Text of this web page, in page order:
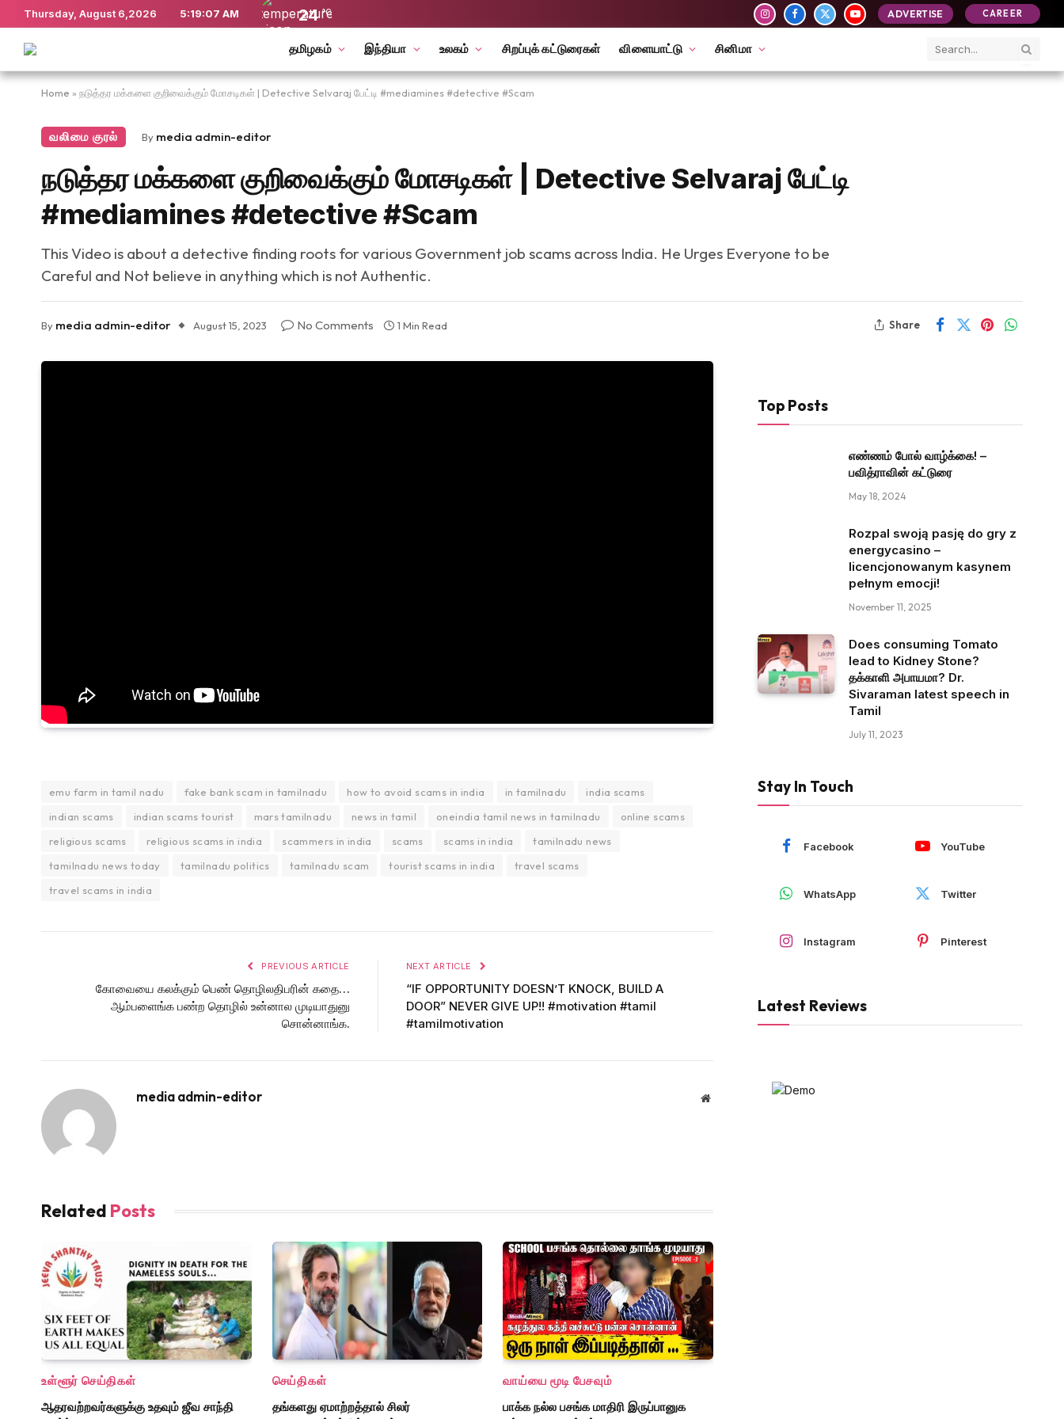
Thursday, August 6,2026 5:19:08 AM 24 °C
InstagramFacebook
X
YouTube
ADVERTISE CAREER
தமிழகம் இந்தியா உலகம் சிறப்புக் கட்டுரைகள் விளையாட்டு சினிமா
Home » நடுத்தர மக்களை குறிவைக்கும் மோசடிகள் | Detective Selvaraj பேட்டி #mediamines #detective #Scam
வலிமை குரல் By media admin-editor
நடுத்தர மக்களை குறிவைக்கும் மோசடிகள் | Detective Selvaraj பேட்டி
#mediamines #detective #Scam
This Video is about a detective finding roots for various Government job scams across India. He Urges Everyone to be
Careful and Not believe in anything which is not Authentic.
By media admin-editor August 15, 2023 No Comments 1 Min Read Share
emu farm in tamil nadu fake bank scam in tamilnadu how to avoid scams in india in tamilnadu
india scams
indian scams
indian scams tourist mars tamilnadu news in tamil oneindia tamil news in tamilnadu
online scams
religious scams
religious scams in india scammers in india scams scams in india
tamilnadu news
tamilnadu news today
tamilnadu politics tamilnadu scam tourist scams in india
travel scams
travel scams in india
PREVIOUS ARTICLE
கோவையை கலக்கும் பெண் தொழிலதிபரின் கதை…
ஆம்பளைங்க பண்ற தொழில் உன்னால முடியாதுனு
சொன்னாங்க.
NEXT ARTICLE
“IF OPPORTUNITY DOESN’T KNOCK, BUILD A
DOOR” NEVER GIVE UP!! #motivation #tamil
#tamilmotivation
media admin-editor Website
Related Posts
உள்ளூர் செய்திகள்
ஆதரவற்றவர்களுக்கு உதவும் ஜீவ சாந்தி
செய்திகள்
தங்களது ஏமாற்றத்தால் சிலர்
வாய்யை மூடி பேசவும்
பாக்க நல்ல பசங்க மாதிரி இருப்பானுக
Top Posts
எண்ணம் போல் வாழ்க்கை! –
பவித்ராவின் கட்டுரை
May 18, 2024
Rozpal swoją pasję do gry z
energycasino –
licencjonowanym kasynem
pełnym emocji!
November 11, 2025
Does consuming Tomato
lead to Kidney Stone?
தக்காளி அபாயமா? Dr.
Sivaraman latest speech in
Tamil
July 11, 2023
Stay In Touch
Facebook YouTube
WhatsApp Twitter
Instagram Pinterest
Latest Reviews